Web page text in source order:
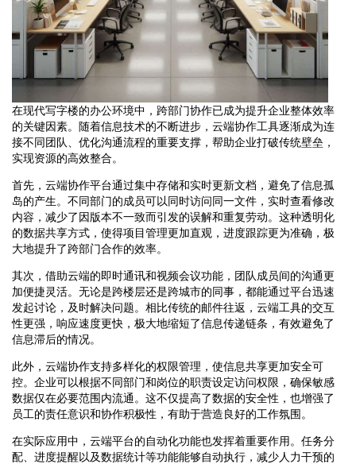
在现代写字楼的办公环境中，跨部门协作已成为提升企业整体效率
的关键因素。随着信息技术的不断进步，云端协作工具逐渐成为连
接不同团队、优化沟通流程的重要支撑，帮助企业打破传统壁垒，
实现资源的高效整合。
首先，云端协作平台通过集中存储和实时更新文档，避免了信息孤
岛的产生。不同部门的成员可以同时访问同一文件，实时查看修改
内容，减少了因版本不一致而引发的误解和重复劳动。这种透明化
的数据共享方式，使得项目管理更加直观，进度跟踪更为准确，极
大地提升了跨部门合作的效率。
其次，借助云端的即时通讯和视频会议功能，团队成员间的沟通更
加便捷灵活。无论是跨楼层还是跨城市的同事，都能通过平台迅速
发起讨论，及时解决问题。相比传统的邮件往返，云端工具的交互
性更强，响应速度更快，极大地缩短了信息传递链条，有效避免了
信息滞后的情况。
此外，云端协作支持多样化的权限管理，使信息共享更加安全可
控。企业可以根据不同部门和岗位的职责设定访问权限，确保敏感
数据仅在必要范围内流通。这不仅提高了数据的安全性，也增强了
员工的责任意识和协作积极性，有助于营造良好的工作氛围。
在实际应用中，云端平台的自动化功能也发挥着重要作用。任务分
配、进度提醒以及数据统计等功能能够自动执行，减少人力干预的